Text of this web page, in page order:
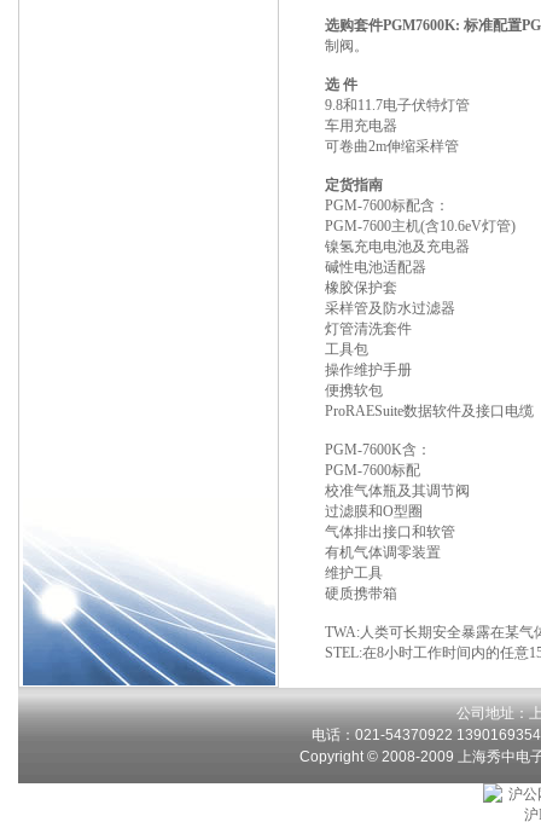
选购套件PGM7600K: 标准配置
制阀。
选 件
9.8和11.7电子伏特灯管
车用充电器
可卷曲2m伸缩采样管
定货指南
PGM-7600标配含：
PGM-7600主机(含10.6eV灯管)
镍氢充电电池及充电器
碱性电池适配器
橡胶保护套
采样管及防水过滤器
灯管清洗套件
工具包
操作维护手册
便携软包
ProRAESuite数据软件及接口电缆
PGM-7600K含：
PGM-7600标配
校准气体瓶及其调节阀
过滤膜和O型圈
气体排出接口和软管
有机气体调零装置
维护工具
硬质携带箱
TWA:人类可长期安全暴露在某气
STEL:在8小时工作时间内的任意
公司地址：
电话：021-54370922
Copyright © 2008-2009 上海秀中电
沪公
沪